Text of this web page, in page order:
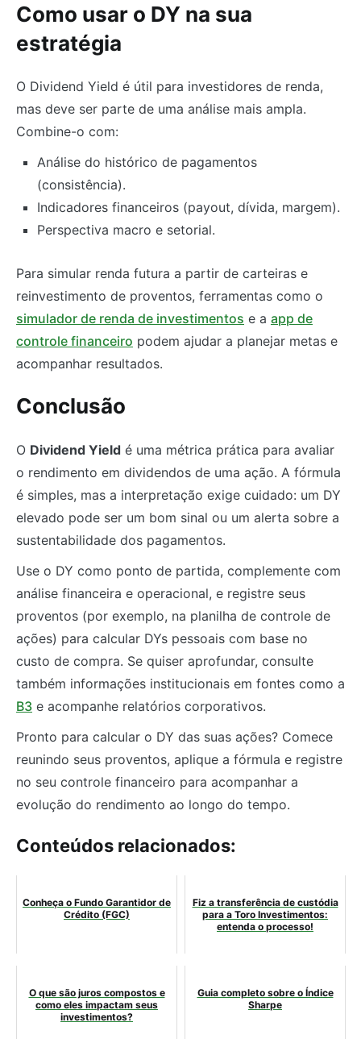
Como usar o DY na sua
estratégia
O Dividend Yield é útil para investidores de renda,
mas deve ser parte de uma análise mais ampla.
Combine-o com:
Análise do histórico de pagamentos
(consistência).
Indicadores financeiros (payout, dívida, margem).
Perspectiva macro e setorial.
Para simular renda futura a partir de carteiras e
reinvestimento de proventos, ferramentas como o
simulador de renda de investimentos e a app de
controle financeiro podem ajudar a planejar metas e
acompanhar resultados.
Conclusão
O Dividend Yield é uma métrica prática para avaliar
o rendimento em dividendos de uma ação. A fórmula
é simples, mas a interpretação exige cuidado: um DY
elevado pode ser um bom sinal ou um alerta sobre a
sustentabilidade dos pagamentos.
Use o DY como ponto de partida, complemente com
análise financeira e operacional, e registre seus
proventos (por exemplo, na planilha de controle de
ações) para calcular DYs pessoais com base no
custo de compra. Se quiser aprofundar, consulte
também informações institucionais em fontes como a
B3 e acompanhe relatórios corporativos.
Pronto para calcular o DY das suas ações? Comece
reunindo seus proventos, aplique a fórmula e registre
no seu controle financeiro para acompanhar a
evolução do rendimento ao longo do tempo.
Conteúdos relacionados:
Conheça o Fundo Garantidor de
Crédito (FGC)
Fiz a transferência de custódia
para a Toro Investimentos:
entenda o processo!
O que são juros compostos e
como eles impactam seus
investimentos?
Guia completo sobre o Índice
Sharpe